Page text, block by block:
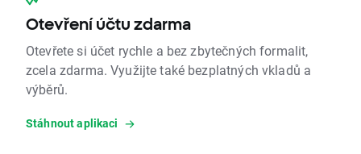
Otevření účtu zdarma
Otevřete si účet rychle a bez zbytečných formalit,
zcela zdarma. Využijte také bezplatných vkladů a
výběrů.
Stáhnout aplikaci